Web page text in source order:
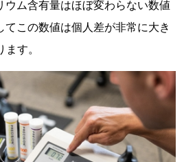
ウム含有量はほぼ変わらない数値
てこの数値は個人差が非常に大き
す。